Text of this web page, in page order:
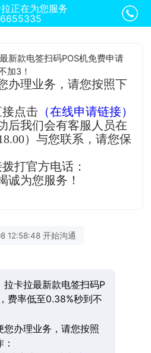
正在为您服务
新款电签扫码POS机免费申请
加3！
办理业务，请您按照下
点击 （在线申请链接）
后我们会有客服人员在
）与您联系，请您保
打官方电话：
诚为您服务！
12:58:48 开始沟通
拉卡拉最新款电签扫码P
费率低至0.38%秒到不
您办理业务，请您按照